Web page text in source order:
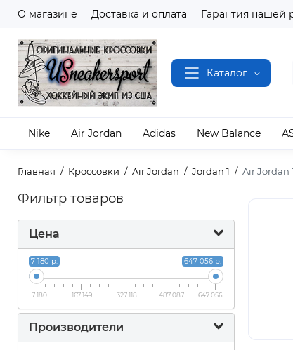
О магазине Доставка и оплата Гарантия нашей
Каталог
Nike Air Jordan Adidas New Balance
Главная Кроссовки Air Jordan Jordan 1 Air Jordan
Фильтр товаров
Цена
7 180 р. 647 056 р.
7 180 167 149 327 118 487 087 647 056
Производители